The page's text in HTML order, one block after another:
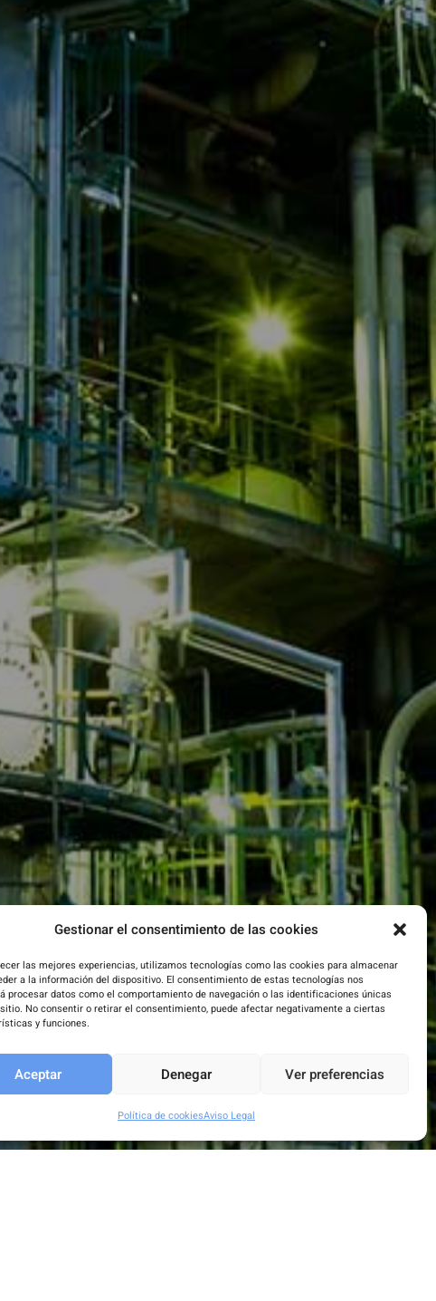
Gestionar el consentimiento de las cookies
las mejores experiencias, utilizamos tecnologías como las cookies para almacenar
a la información del dispositivo. El consentimiento de estas tecnologías nos
procesar datos como el comportamiento de navegación o las identificaciones únicas
No consentir o retirar el consentimiento, puede afectar negativamente a ciertas
y funciones.
Aceptar Denegar Ver preferencias
Política de cookiesAviso Legal